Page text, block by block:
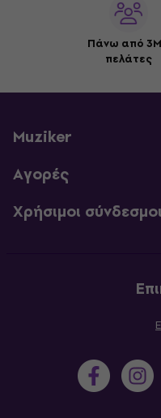
Πάνω από
πελάτες
Muziker
Αγορές
Χρήσιμοι σύνδεσμοι